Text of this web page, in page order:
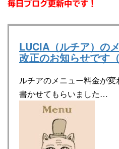
毎日ブログ更新中です！
LUCIA（ルチア）の
改正のお知らせです
ルチアのメニュー料金が
書かせてもらいました…